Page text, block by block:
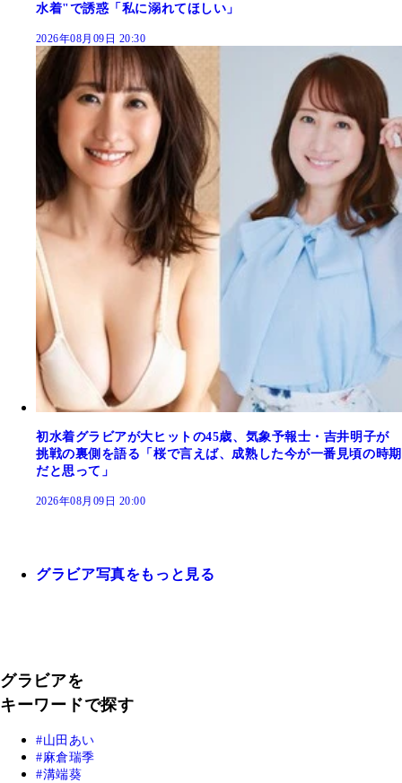
水着"で誘惑「私に溺れてほしい」
2026年08月09日 20:30
初水着グラビアが大ヒットの45歳、気象予報士・吉井明子が
挑戦の裏側を語る「桜で言えば、成熟した今が一番見頃の時期
だと思って」
2026年08月09日 20:00
グラビア写真をもっと見る
グラビアを
キーワードで探す
山田あい
麻倉瑞季
溝端葵